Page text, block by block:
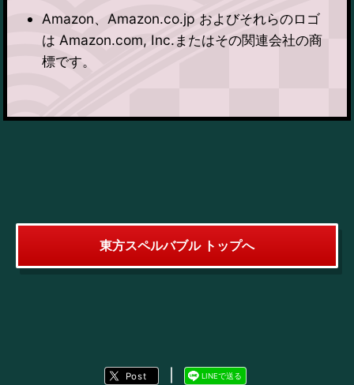
Amazon、Amazon.co.jp およびそれらのロゴ
は Amazon.com, Inc.またはその関連会社の商
標です。
東方スペルバブル トップへ
LINEで送る